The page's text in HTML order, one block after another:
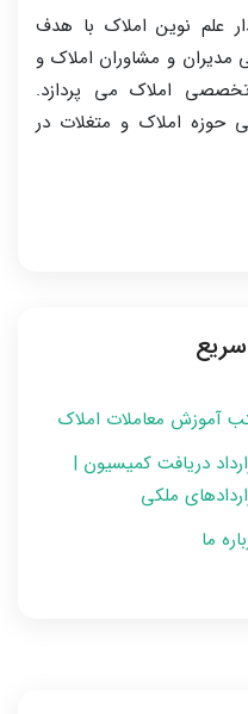
علم نوین املاک با هدف
و مشاوران املاک و
املاک می پردازد.
حوزه املاک و متغلات در
آموزش معاملات املاک
دریافت کمیسیون |
ملکی
ما